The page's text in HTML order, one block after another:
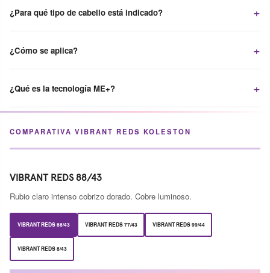
¿Para qué tipo de cabello está indicado?
¿Cómo se aplica?
¿Qué es la tecnología ME+?
COMPARATIVA VIBRANT REDS KOLESTON
VIBRANT REDS 88/43
Rubio claro intenso cobrizo dorado. Cobre luminoso.
VIBRANT REDS 88/43 VIBRANT REDS 77/43 VIBRANT REDS 99/44
VIBRANT REDS 8/43